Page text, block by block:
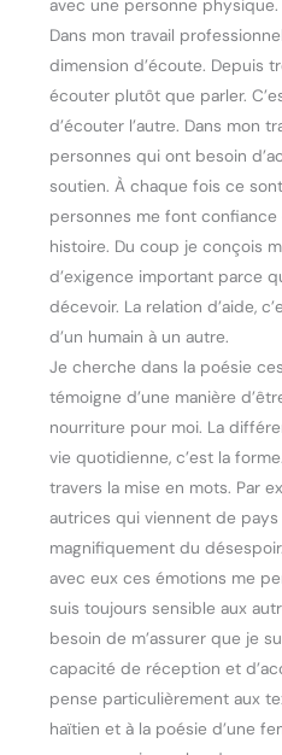
avec une personne physique.
Dans mon travail
dimension d’écoute. Depuis
écouter plutôt que parler.
d’écouter l’autre. Dans mon
personnes qui ont besoin
soutien. À chaque fois ce
personnes me font
histoire. Du coup je conçois
d’exigence important parce
décevoir. La relation d’aide,
d’un humain à un autre.
Je cherche dans la poésie
témoigne d’une manière
nourriture pour moi. La
vie quotidienne, c’est la
travers la mise en mots. Par
autrices qui viennent de
magnifiquement du
avec eux ces émotions me
suis toujours sensible aux
besoin de m’assurer que je
capacité de réception et
pense particulièrement aux
haïtien et à la poésie d’une